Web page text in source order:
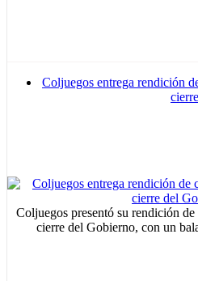
Coljuegos entrega rendición
Coljuegos presentó su rendición
cierre del Gobierno, con un